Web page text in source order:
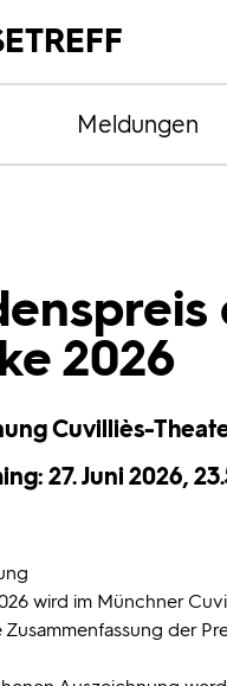
Meldungen
2026
Cuvilliès-
27. Juni 2026,
wird im Münchner
der